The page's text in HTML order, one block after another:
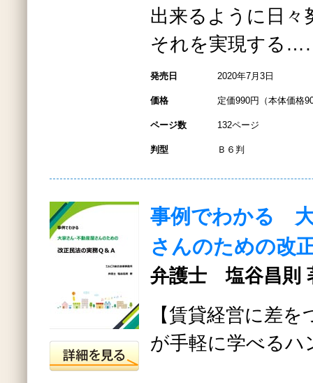
出来るように日々
それを実現する
発売日 2020年7月3日
価格 定価990円（本体価格
ページ数 132ページ
判型 Ｂ６判
事例でわかる
さんのための改
弁護士 塩谷昌則
【賃貸経営に差
が手軽に学べるハ